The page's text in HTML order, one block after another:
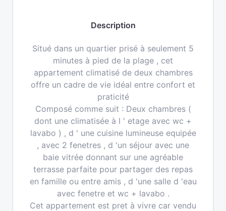
Description
Situé dans un quartier prisé à seulement 5
minutes à pied de la plage , cet
appartement climatisé de deux chambres
offre un cadre de vie idéal entre confort et
praticité
Composé comme suit : Deux chambres (
dont une climatisée à l ' etage avec wc +
lavabo ) , d ' une cuisine lumineuse equipée
, avec 2 fenetres , d 'un séjour avec une
baie vitrée donnant sur une agréable
terrasse parfaite pour partager des repas
en famille ou entre amis , d 'une salle d 'eau
avec fenetre et wc + lavabo .
Cet appartement est pret à vivre car vendu